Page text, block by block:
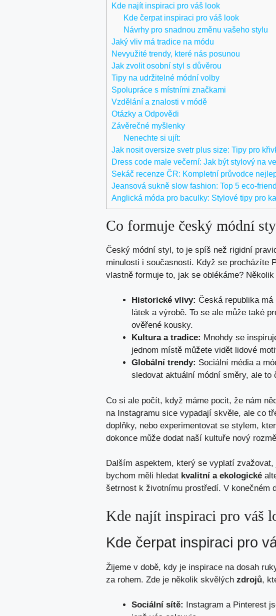
Kde najít inspiraci pro váš look
Kde čerpat inspiraci pro váš look
Návrhy pro snadnou změnu vašeho stylu
Jaký vliv má tradice na módu
Nevyužité trendy, které nás posunou
Jak zvolit osobní styl s důvěrou
Tipy na udržitelné módní volby
Spolupráce s místními značkami
Vzdělání a znalosti v módě
Otázky a Odpovědi
Závěrečné myšlenky
Nenechte si ujít:
Jak nosit oversize svetr plus size: Tipy pro
Dress code male večerní: Jak být stylový na
Sekáč recenze ČR: Kompletní průvodce
Jeansová sukně slow fashion: Top 5 eco-
Anglická móda pro baculky: Stylové tipy pro
Co formuje český módní
Český módní styl, to je spíš než rigidní
minulosti i současnosti. Když se procházíte
vlastně formuje to, jak se oblékáme?
Historické vlivy: Česká republika
látek a výrobě. To se ale může také
ověřené kousky.
Kultura a tradice: Mnohdy se
jednom místě můžete vidět lidové
Globální trendy: Sociální média a
sledovat aktuální módní směry, ale
Co si ale počít, když máme pocit, že nám
na Instagramu sice vypadají skvěle, ale co
doplňky, nebo experimentovat se stylem,
dokonce může dodat naší kultuře nový
Dalším aspektem, který se vyplatí
bychom měli hledat kvalitní a ekologické
šetrnost k životnímu prostředí. V konečném
Kde najít inspiraci pro váš
Kde čerpat inspiraci pro
Žijeme v době, kdy je inspirace na dosah
za rohem. Zde je několik skvělých zdrojů,
Sociální sítě:
Instagram a Pinterest